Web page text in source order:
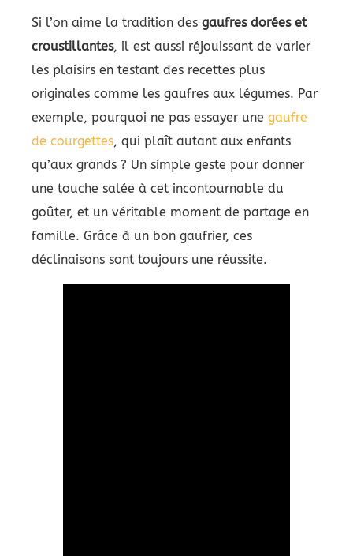
Si l’on aime la tradition des gaufres dorées et
croustillantes, il est aussi réjouissant de varier
les plaisirs en testant des recettes plus
originales comme les gaufres aux légumes. Par
exemple, pourquoi ne pas essayer une gaufre
de courgettes, qui plaît autant aux enfants
qu’aux grands ? Un simple geste pour donner
une touche salée à cet incontournable du
goûter, et un véritable moment de partage en
famille. Grâce à un bon gaufrier, ces
déclinaisons sont toujours une réussite.